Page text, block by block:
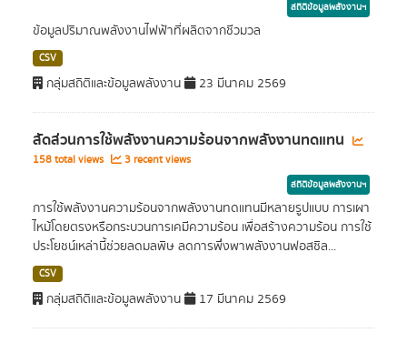
สถิติข้อมูลพลังงานฯ
ข้อมูลปริมาณพลังงานไฟฟ้าที่ผลิตจากชีวมวล
CSV
กลุ่มสถิติและข้อมูลพลังงาน 23 มีนาคม 2569
สัดส่วนการใช้พลังงานความร้อนจากพลังงานทดแทน
158 total views 3 recent views
สถิติข้อมูลพลังงานฯ
การใช้พลังงานความร้อนจากพลังงานทดแทนมีหลายรูปแบบ การเผา
ไหม้โดยตรงหรือกระบวนการเคมีความร้อน เพื่อสร้างความร้อน การใช้
ประโยชน์เหล่านี้ช่วยลดมลพิษ ลดการพึ่งพาพลังงานฟอสซิล...
CSV
กลุ่มสถิติและข้อมูลพลังงาน 17 มีนาคม 2569